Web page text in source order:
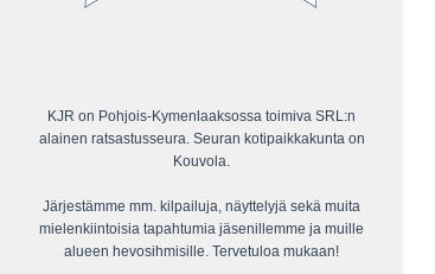
KJR on Pohjois-Kymenlaaksossa toimiva SRL:n
alainen ratsastusseura. Seuran kotipaikkakunta on
Kouvola.
Järjestämme mm. kilpailuja, näyttelyjä sekä muita
mielenkiintoisia tapahtumia jäsenillemme ja muille
alueen hevosihmisille. Tervetuloa mukaan!